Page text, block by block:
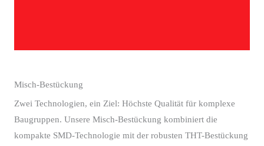
Misch-Bestückung
Zwei Technologien, ein Ziel: Höchste Qualität für komplexe
Baugruppen. Unsere Misch-Bestückung kombiniert die
kompakte SMD-Technologie mit der robusten THT-Bestückung